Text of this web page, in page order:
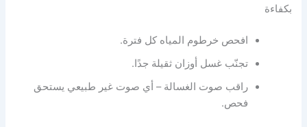
بكفاءة
افحص خرطوم المياه كل فترة.
تجنّب غسل أوزان ثقيلة جدًا.
راقب صوت الغسالة – أي صوت غير طبيعي يستحق
فحص.